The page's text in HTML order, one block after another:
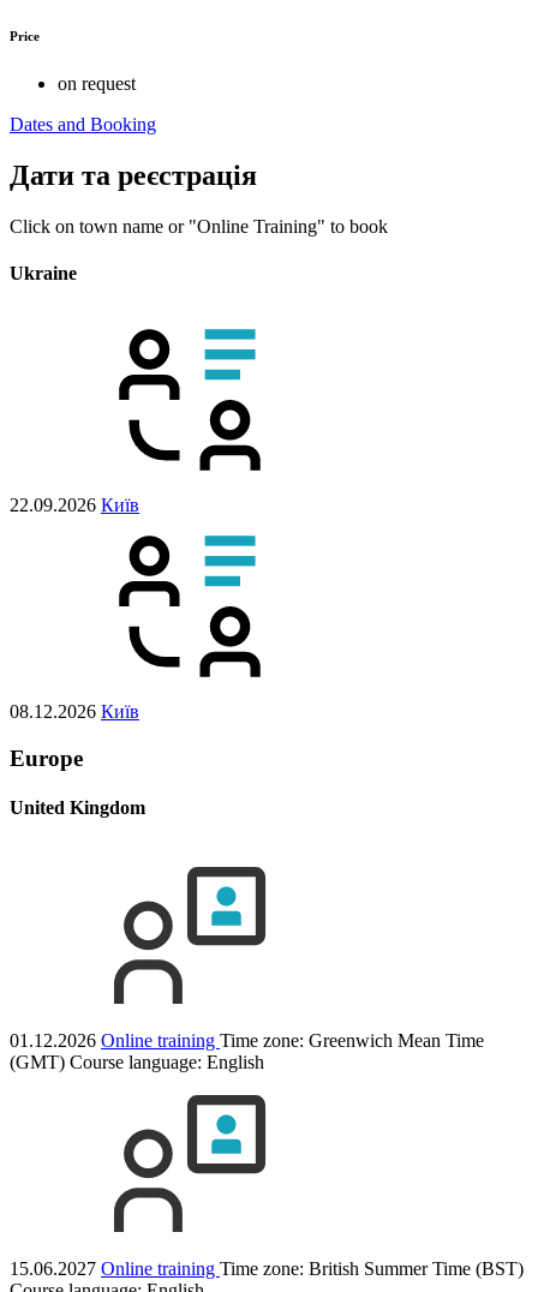
Price
on request
Dates and Booking
Дати та реєстрація
Click on town name or "Online Training" to book
Ukraine
22.09.2026 Київ
08.12.2026 Київ
Europe
United Kingdom
01.12.2026 Online training Time zone: Greenwich Mean Time
(GMT) Course language: English
15.06.2027 Online training Time zone: British Summer Time (BST)